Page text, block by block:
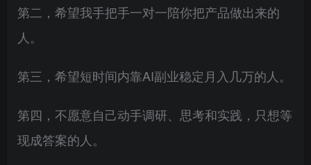
第二，希望我手把手一对一陪你把产品做出来的
人。
第三，希望短时间内靠AI副业稳定月入几万的人。
第四，不愿意自己动手调研、思考和实践，只想等
现成答案的人。